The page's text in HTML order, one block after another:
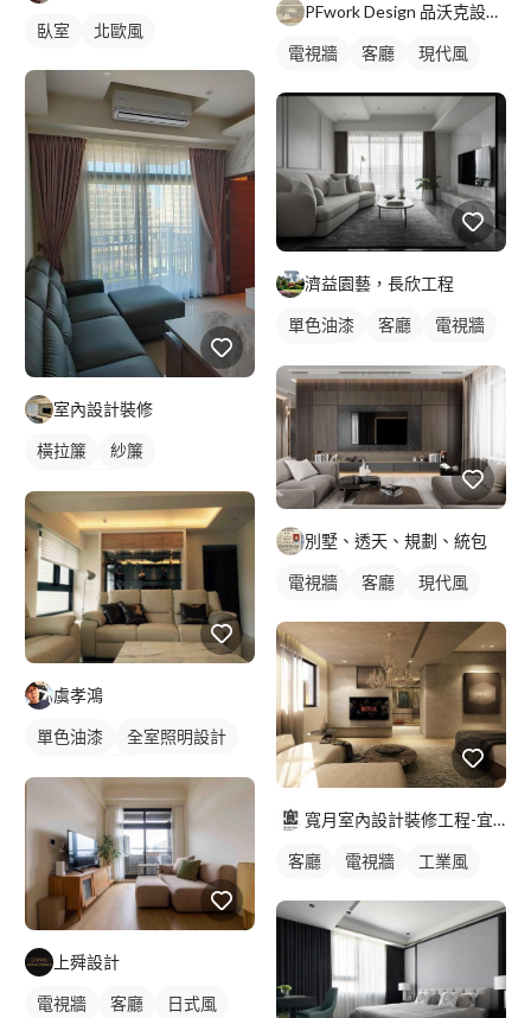
臥室 北歐風
室內設計裝修
橫拉簾
紗簾
虞孝鴻
單色油漆
全室照明設計
上舜設計
電視牆 客廳 日式風
PFwork Design 品沃克設計 l 工程 安信建築經理屢約保證
電視牆 客廳 現代風
濟益園藝，長欣工程
單色油漆 客廳
電視牆
別墅、透天、規劃、統包
電視牆 客廳 現代風
寬月室內設計裝修工程-宜蘭店
客廳 電視牆 工業風